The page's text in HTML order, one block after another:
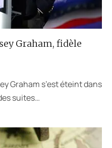
Graham, fidèle
Graham s’est éteint dans
suites…